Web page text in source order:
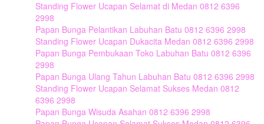
Standing Flower Ucapan Selamat di Medan 0812 6396
2998
Papan Bunga Pelantikan Labuhan Batu 0812 6396 2998
Standing Flower Ucapan Dukacita Medan 0812 6396 2998
Papan Bunga Pembukaan Toko Labuhan Batu 0812 6396
2998
Papan Bunga Ulang Tahun Labuhan Batu 0812 6396 2998
Standing Flower Ucapan Selamat Sukses Medan 0812
6396 2998
Papan Bunga Wisuda Asahan 0812 6396 2998